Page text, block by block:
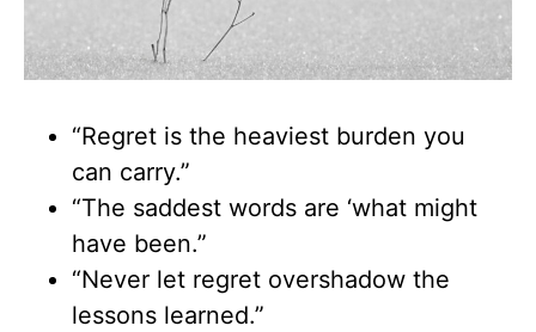
“Regret is the heaviest burden you
can carry.”
“The saddest words are ‘what might
have been.”
“Never let regret overshadow the
lessons learned.”